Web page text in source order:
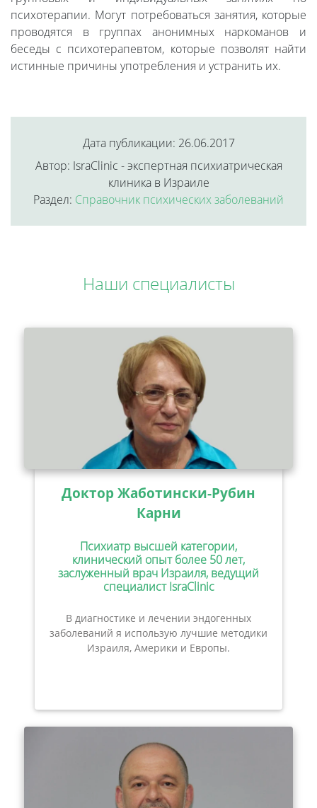
психотерапии. Могут потребоваться занятия, которые
проводятся в группах анонимных наркоманов и
беседы с психотерапевтом, которые позволят найти
истинные причины употребления и устранить их.
Дата публикации: 26.06.2017
Автор: IsraClinic - экспертная психиатрическая
клиника в Израиле
Раздел: Справочник психических заболеваний
Наши специалисты
Доктор Жаботински-Рубин
Карни
Психиатр высшей категории,
клинический опыт более 50 лет,
заслуженный врач Израиля, ведущий
специалист IsraClinic
В диагностике и лечении эндогенных
заболеваний я использую лучшие методики
Израиля, Америки и Европы.